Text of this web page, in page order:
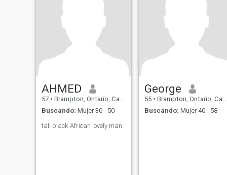
AHMED
57 • Brampton, Ontario, Canadá
Buscando: Mujer 30 - 50
tall black African lovely man
George
55 • Brampton, Ontario, Canadá
Buscando: Mujer 40 - 58